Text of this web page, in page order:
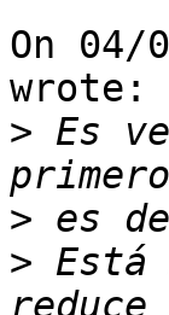
On 04/
wrote:
> Es
>
> Está